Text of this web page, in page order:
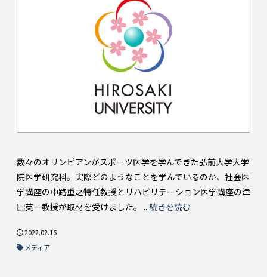
数々のオリンピアンがスポーツ医学を学んできた弘前大学大学
院医学研究科。実際どのようなことを学んでいるのか、社会医
学講座の中路重之特任教授とリハビリテーション医学講座の津
田英一教授が取材を受けました。 ...続きを読む
2022.02.16
メディア